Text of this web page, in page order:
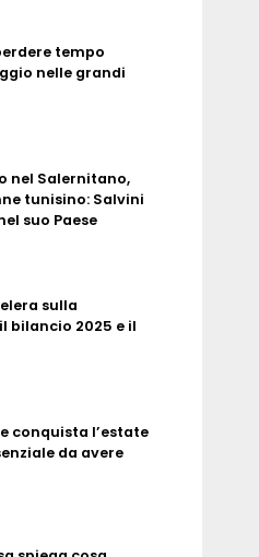
tempo
nelle grandi
nel Salernitano,
tunisino: Salvini
suo Paese
sulla
bilancio 2025 e il
conquista l’estate
da avere